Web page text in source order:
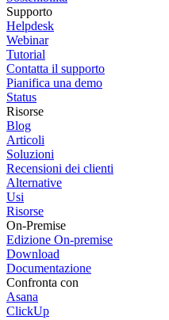
Supporto
Helpdesk
Webinar
Tutorial
Contatta il supporto
Pianifica una demo
Status
Risorse
Blog
Articoli
Soluzioni
Recensioni dei clienti
Alternative
Usi
Risorse
On-Premise
Edizione On-premise
Download
Documentazione
Confronta con
Asana
ClickUp